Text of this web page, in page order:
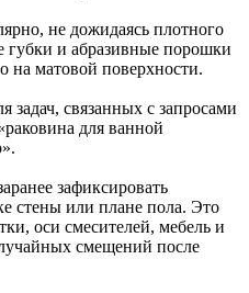
не дожидаясь плотного
губки и абразивные порошки
на матовой поверхности.
задач, связанных с запросами
для ванной
зафиксировать
стены или плане пола. Это
оси смесителей, мебель и
смещений после